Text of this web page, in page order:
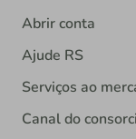
Abrir conta
Ajude RS
Serviços ao
Canal do